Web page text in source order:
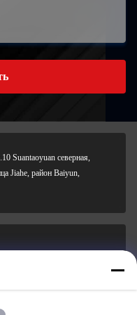
Suantaoyuan северная,
Jiahe, район Baiyun,